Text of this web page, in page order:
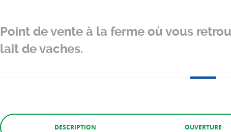
Point de vente à la ferme où vous
lait de vaches.
DESCRIPTION OUVERTURE